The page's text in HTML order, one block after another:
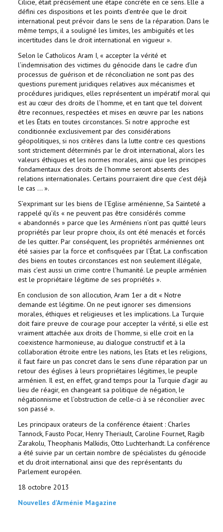
Cilicie, était précisément une étape concrète en ce sens. Elle a
défini ces dispositions et les points d’entrée que le droit
international peut prévoir dans le sens de la réparation. Dans le
même temps, il a souligné les limites, les ambiguïtés et les
incertitudes dans le droit international en vigueur ».
Selon le Catholicos Aram I, « accepter la vérité et
l’indemnisation des victimes du génocide dans le cadre d’un
processus de guérison et de réconciliation ne sont pas des
questions purement juridiques relatives aux mécanismes et
procédures juridiques, elles représentent un impératif moral qui
est au cœur des droits de l’homme, et en tant que tel doivent
être reconnues, respectées et mises en œuvre par les nations
et les États en toutes circonstances. Si notre approche est
conditionnée exclusivement par des considérations
géopolitiques, si nos critères dans la lutte contre ces questions
sont strictement déterminés par le droit international, alors les
valeurs éthiques et les normes morales, ainsi que les principes
fondamentaux des droits de l’homme seront absents des
relations internationales. Certains pourraient dire que c’est déjà
le cas ... ».
S’exprimant sur les biens de l’Eglise arménienne, Sa Sainteté a
rappelé qu’ils « ne peuvent pas être considérés comme
« abandonnés » parce que les Arméniens n’ont pas quitté leurs
propriétés par leur propre choix, ils ont été menacés et forcés
de les quitter. Par conséquent, les propriétés arméniennes ont
été saisies par la force et confisquées par l’État. La confiscation
des biens en toutes circonstances est non seulement illégale,
mais c’est aussi un crime contre l’humanité. Le peuple arménien
est le propriétaire légitime de ses propriétés ».
En conclusion de son allocution, Aram 1er a dit « Notre
demande est légitime. On ne peut ignorer ses dimensions
morales, éthiques et religieuses et les implications. La Turquie
doit faire preuve de courage pour accepter la vérité, si elle est
vraiment attachée aux droits de l’homme, si elle croit en la
coexistence harmonieuse, au dialogue constructif et à la
collaboration étroite entre les nations, les Etats et les religions,
il faut faire un pas concret dans le sens d’une réparation par un
retour des églises à leurs propriétaires légitimes, le peuple
arménien. Il est, en effet, grand temps pour la Turquie d’agir au
lieu de réagir, en changeant sa politique de négation, le
négationnisme et l’obstruction de celle-ci à se réconcilier avec
son passé ».
Les principaux orateurs de la conférence étaient : Charles
Tannock, Fausto Pocar, Henry Theriault, Caroline Fournet, Ragib
Zarakolu, Theophanis Malkidis, Otto Luchterhandt. La conférence
a été suivie par un certain nombre de spécialistes du génocide
et du droit international ainsi que des représentants du
Parlement européen.
18 octobre 2013
Nouvelles d'Arménie Magazine